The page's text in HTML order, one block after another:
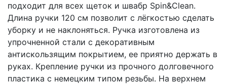
подходит для всех щеток и швабр Spin&Clean.
Длина ручки 120 см позволит с лёгкостью сделать
уборку и не наклоняться. Ручка изготовлена из
упрочненной стали с декоративным
антискользящим покрытием, ее приятно держать в
руках. Крепление ручки из прочного долговечного
пластика с немецким типом резьбы. На верхнем